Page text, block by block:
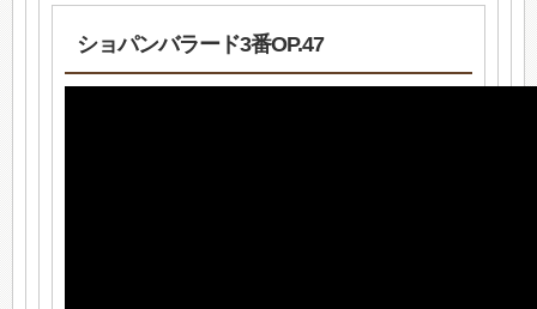
ショパンバラード3番OP.47